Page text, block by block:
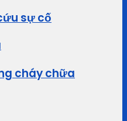
sự cố
cháy chữa